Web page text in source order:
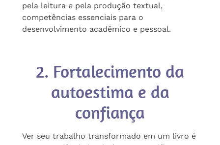
pela leitura e pela produção textual,
competências essenciais para o
desenvolvimento acadêmico e pessoal.
2. Fortalecimento da
autoestima e da
confiança
Ver seu trabalho transformado em um livro é